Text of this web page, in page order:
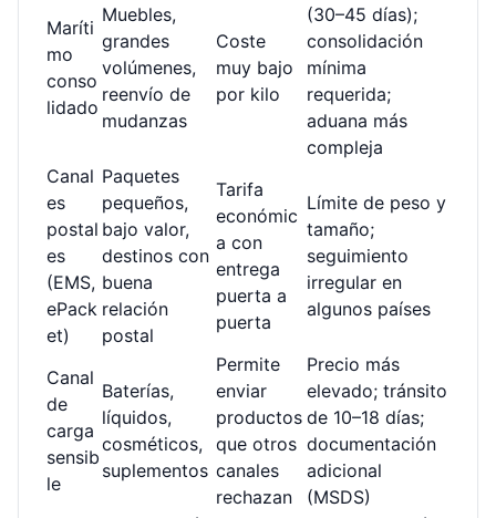
Maríti
mo
conso
lidado
Muebles,
grandes
volúmenes,
reenvío de
mudanzas
Coste
muy bajo
por kilo
(30–45 días);
consolidación
mínima
requerida;
aduana más
compleja
Canal
es
postal
es
(EMS,
ePack
et)
Paquetes
pequeños,
bajo valor,
destinos con
buena
relación
postal
Tarifa
económic
a con
entrega
puerta a
puerta
Límite de peso y
tamaño;
seguimiento
irregular en
algunos países
Canal
de
carga
sensib
le
Baterías,
líquidos,
cosméticos,
suplementos
Permite
enviar
productos
que otros
canales
rechazan
Precio más
elevado; tránsito
de 10–18 días;
documentación
adicional
(MSDS)